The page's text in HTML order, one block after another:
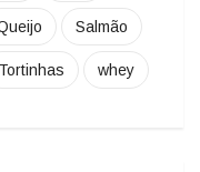
Salmão
Tortinhas whey